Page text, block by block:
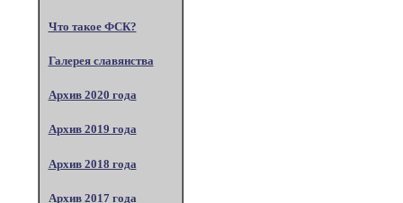
Что такое ФСК?
Галерея славянства
Архив 2020 года
Архив 2019 года
Архив 2018 года
Архив 2017 года